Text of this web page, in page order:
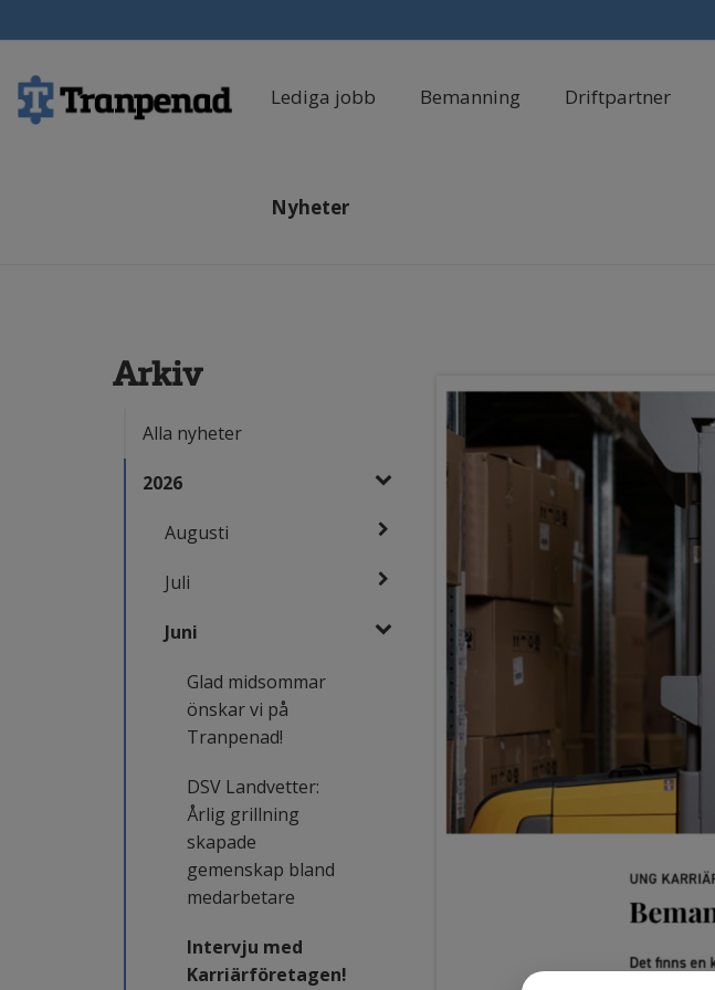
Lediga jobb Bemanning Driftpartner
Nyheter
Arkiv
Alla nyheter
2026
Augusti
Juli
Juni
Glad midsommar
önskar vi på
Tranpenad!
DSV Landvetter:
Årlig grillning
skapade
gemenskap bland
medarbetare
Intervju med
Karriärföretagen!